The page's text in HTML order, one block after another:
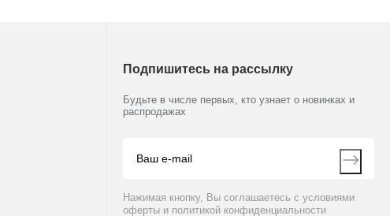
Подпишитесь на рассылку
Будьте в числе первых, кто узнает о новинках и
распродажах
Нажимая кнопку, Вы соглашаетесь с условиями
оферты и политикой конфиденциальности